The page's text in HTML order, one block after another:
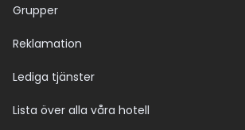
Grupper
Reklamation
Lediga tjänster
Lista över alla våra hotell